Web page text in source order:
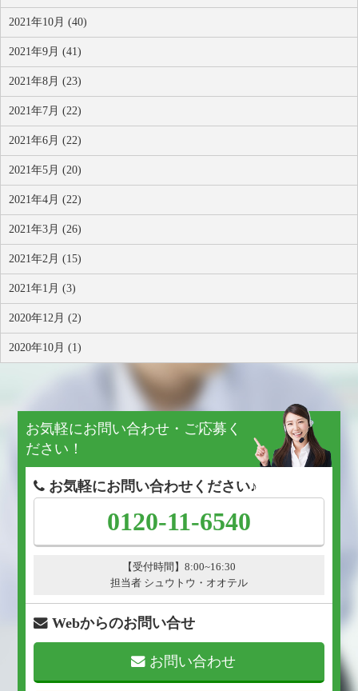
2021年10月 (40)
2021年9月 (41)
2021年8月 (23)
2021年7月 (22)
2021年6月 (22)
2021年5月 (20)
2021年4月 (22)
2021年3月 (26)
2021年2月 (15)
2021年1月 (3)
2020年12月 (2)
2020年10月 (1)
お気軽にお問い合わせ・ご応募く
ださい！
お気軽にお問い合わせください♪
0120-11-6540
【受付時間】8:00~16:30
担当者 シュウトウ・オオテル
Webからのお問い合せ
お問い合わせ